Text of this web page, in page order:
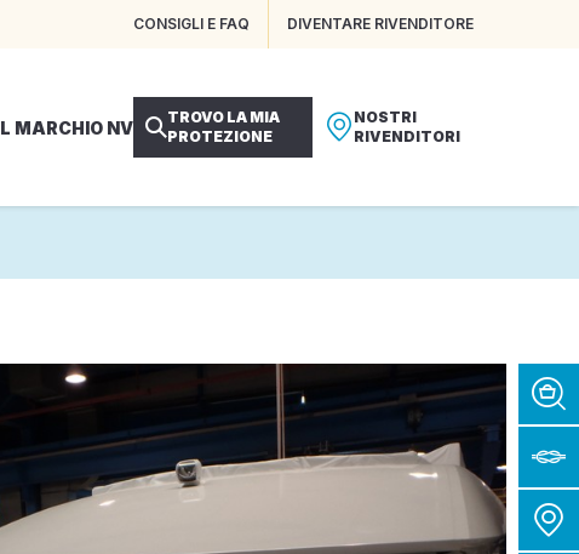
CONSIGLI E FAQ DIVENTARE RIVENDITORE
MARCHIO NV
TROVO LA MIA
PROTEZIONE
NOSTRI
RIVENDITORI